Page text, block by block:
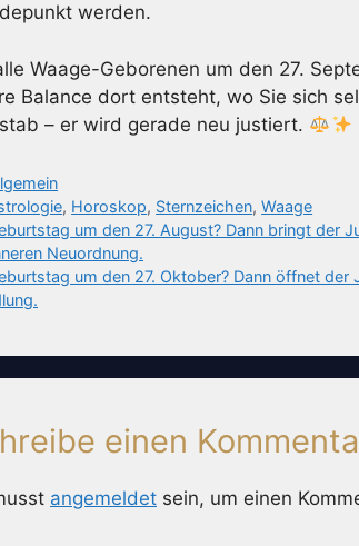
werden.
Waage-Geborenen um den 27.
Balance dort entsteht, wo Sie sich
– er wird gerade neu justiert.
, Horoskop, Sternzeichen,Waage
um den 27. August? Dann bringt der
Neuordnung.
um den 27. Oktober? Dann öffnet der
einen
angemeldet sein, um einen